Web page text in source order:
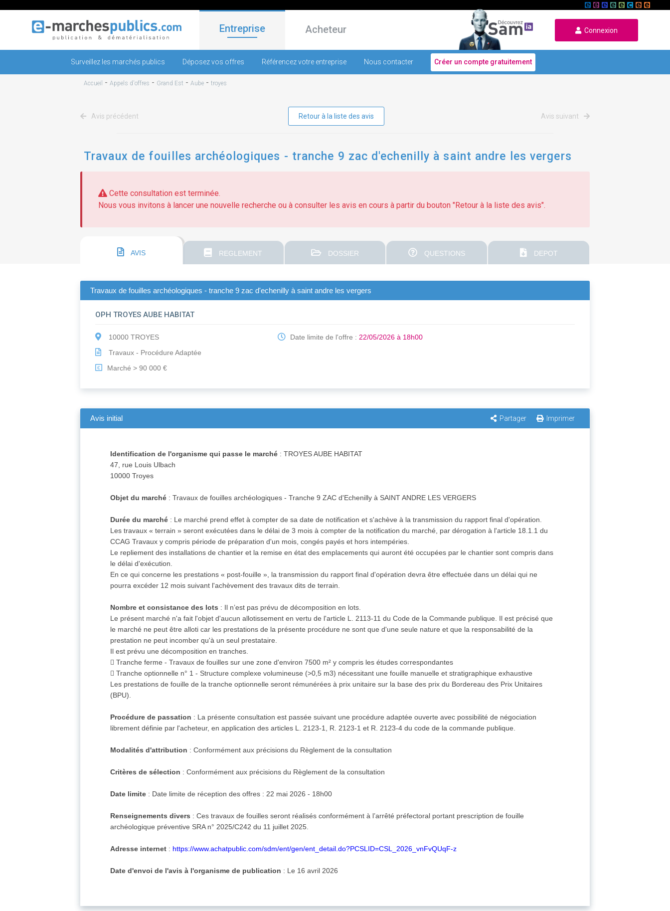
Entreprise Acheteur Connexion
Surveillez les marchés publics Déposez vos offres Référencez votre entreprise Nous contacter Créer un compte gratuitement
Accueil - Appels d'offres - Grand Est - Aube - troyes
Avis précédent Retour à la liste des avis Avis suivant
Travaux de fouilles archéologiques - tranche 9 zac d'echenilly à saint andre les vergers
Cette consultation est terminée.
Nous vous invitons à lancer une nouvelle recherche ou à consulter les avis en cours à partir du bouton "Retour à la liste des avis".
AVIS REGLEMENT DOSSIER QUESTIONS DEPOT
Travaux de fouilles archéologiques - tranche 9 zac d'echenilly à saint andre les vergers
OPH TROYES AUBE HABITAT
10000 TROYES
Travaux - Procédure Adaptée
€ Marché > 90 000 €
Date limite de l'offre : 22/05/2026 à 18h00
Avis initial Partager Imprimer
Identification de l'organisme qui passe le marché : TROYES AUBE HABITAT
47, rue Louis Ulbach
10000 Troyes
Objet du marché : Travaux de fouilles archéologiques - Tranche 9 ZAC d'Echenilly à SAINT ANDRE LES VERGERS
Durée du marché : Le marché prend effet à compter de sa date de notification et s'achève à la transmission du rapport final d'opération.
Les travaux « terrain » seront exécutées dans le délai de 3 mois à compter de la notification du marché, par dérogation à l'article 18.1.1 du
CCAG Travaux y compris période de préparation d'un mois, congés payés et hors intempéries.
Le repliement des installations de chantier et la remise en état des emplacements qui auront été occupées par le chantier sont compris dans
le délai d'exécution.
En ce qui concerne les prestations « post-fouille », la transmission du rapport final d'opération devra être effectuée dans un délai qui ne
pourra excéder 12 mois suivant l'achèvement des travaux dits de terrain.
Nombre et consistance des lots : Il n’est pas prévu de décomposition en lots.
Le présent marché n'a fait l'objet d'aucun allotissement en vertu de l'article L. 2113-11 du Code de la Commande publique. Il est précisé que
le marché ne peut être alloti car les prestations de la présente procédure ne sont que d'une seule nature et que la responsabilité de la
prestation ne peut incomber qu'à un seul prestataire.
Il est prévu une décomposition en tranches.
 Tranche ferme - Travaux de fouilles sur une zone d'environ 7500 m² y compris les études correspondantes
 Tranche optionnelle n° 1 - Structure complexe volumineuse (>0,5 m3) nécessitant une fouille manuelle et stratigraphique exhaustive
Les prestations de fouille de la tranche optionnelle seront rémunérées à prix unitaire sur la base des prix du Bordereau des Prix Unitaires
(BPU).
Procédure de passation : La présente consultation est passée suivant une procédure adaptée ouverte avec possibilité de négociation
librement définie par l'acheteur, en application des articles L. 2123-1, R. 2123-1 et R. 2123-4 du code de la commande publique.
Modalités d'attribution : Conformément aux précisions du Règlement de la consultation
Critères de sélection : Conformément aux précisions du Règlement de la consultation
Date limite : Date limite de réception des offres : 22 mai 2026 - 18h00
Renseignements divers : Ces travaux de fouilles seront réalisés conformément à l’arrêté préfectoral portant prescription de fouille
archéologique préventive SRA n° 2025/C242 du 11 juillet 2025.
Adresse internet : https://www.achatpublic.com/sdm/ent/gen/ent_detail.do?PCSLID=CSL_2026_vnFvQUqF-z
Date d'envoi de l'avis à l'organisme de publication : Le 16 avril 2026